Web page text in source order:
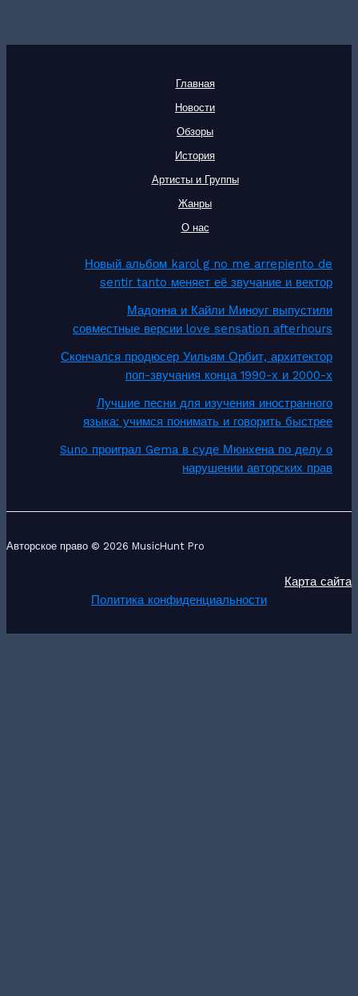
Главная
Новости
Обзоры
История
Артисты и Группы
Жанры
О нас
Новый альбом karol g no me arrepiento de
sentir tanto меняет её звучание и вектор
Мадонна и Кайли Миноуг выпустили
совместные версии love sensation afterhours
Скончался продюсер Уильям Орбит, архитектор
поп-звучания конца 1990-х и 2000-х
Лучшие песни для изучения иностранного
языка: учимся понимать и говорить быстрее
Suno проиграл Gema в суде Мюнхена по делу о
нарушении авторских прав
Авторское право © 2026 MusicHunt Pro
Карта сайта
Политика конфиденциальности